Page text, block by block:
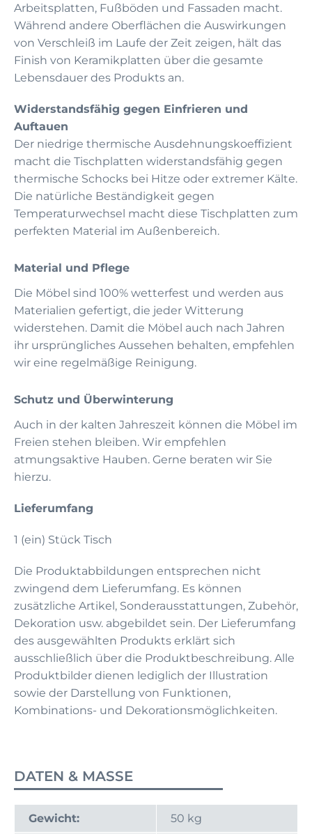
Arbeitsplatten, Fußböden und Fassaden macht.
Während andere Oberflächen die Auswirkungen
von Verschleiß im Laufe der Zeit zeigen, hält das
Finish von Keramikplatten über die gesamte
Lebensdauer des Produkts an.
Widerstandsfähig gegen Einfrieren und
Auftauen
Der niedrige thermische Ausdehnungskoeffizient
macht die Tischplatten widerstandsfähig gegen
thermische Schocks bei Hitze oder extremer Kälte.
Die natürliche Beständigkeit gegen
Temperaturwechsel macht diese Tischplatten zum
perfekten Material im Außenbereich.
Material und Pflege
Die Möbel sind 100% wetterfest und werden aus
Materialien gefertigt, die jeder Witterung
widerstehen. Damit die Möbel auch nach Jahren
ihr ursprüngliches Aussehen behalten, empfehlen
wir eine regelmäßige Reinigung.
Schutz und Überwinterung
Auch in der kalten Jahreszeit können die Möbel im
Freien stehen bleiben. Wir empfehlen
atmungsaktive Hauben. Gerne beraten wir Sie
hierzu.
Lieferumfang
1 (ein) Stück Tisch
Die Produktabbildungen entsprechen nicht
zwingend dem Lieferumfang. Es können
zusätzliche Artikel, Sonderausstattungen, Zubehör,
Dekoration usw. abgebildet sein. Der Lieferumfang
des ausgewählten Produkts erklärt sich
ausschließlich über die Produktbeschreibung. Alle
Produktbilder dienen lediglich der Illustration
sowie der Darstellung von Funktionen,
Kombinations- und Dekorationsmöglichkeiten.
DATEN & MASSE
Gewicht: 50 kg